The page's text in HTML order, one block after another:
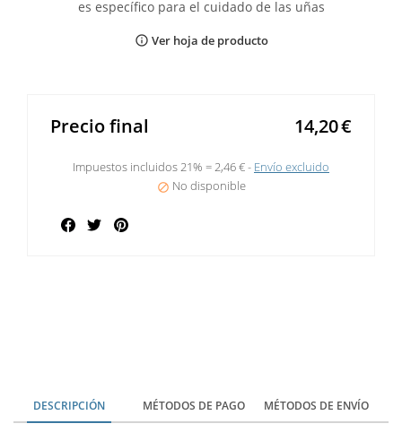
es específico para el cuidado de las uñas
info_outline Ver hoja de producto
Precio final €
14,20
Impuestos incluidos 21% =2,46 € Envío excluido
 No disponible
Compartir
DESCRIPCIÓN MÉTODOS DE PAGO MÉTODOS DE ENVÍO